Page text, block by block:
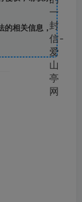
的相关信息，